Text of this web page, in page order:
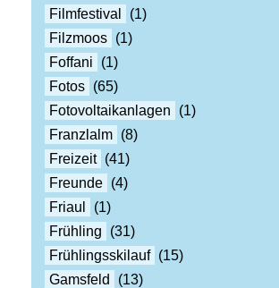
Filmfestival
(1)
Filzmoos (1)
Foffani
(1)
Fotos (65)
Fotovoltaikanlagen
(1)
Franzlalm (8)
Freizeit (41)
Freunde (4)
Friaul
(1)
Frühling
(31)
Frühlingsskilauf (15)
Gamsfeld
(13)